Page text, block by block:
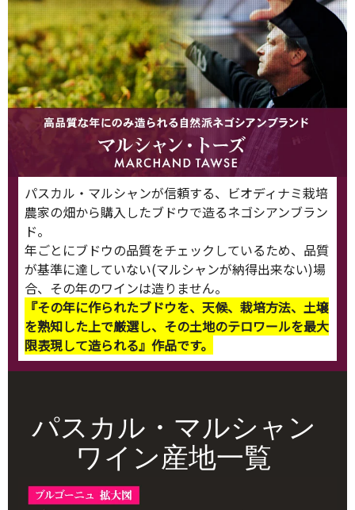
パスカル・マルシャンが信頼する、ビオディナミ栽培
農家の畑から購入したブドウで造るネゴシアンブラン
ド。
年ごとにブドウの品質をチェックしているため、品質
が基準に達していない(マルシャンが納得出来ない)場
合、その年のワインは造りません。
『その年に作られたブドウを、天候、栽培方法、土壌
を熟知した上で厳選し、その土地のテロワールを最大
限表現して造られる』作品です。
パスカル・マルシャン
ワイン産地一覧